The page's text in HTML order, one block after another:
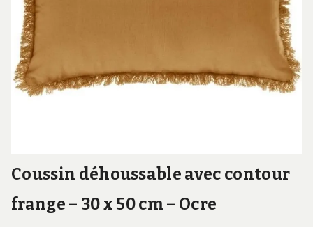
Coussin déhoussable avec contour
frange – 30 x 50 cm – Ocre